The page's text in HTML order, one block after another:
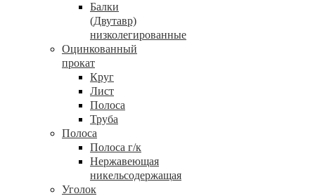
Балки
(Двутавр)
низколегированные
Оцинкованный
прокат
Круг
Лист
Полоса
Труба
Полоса
Полоса г/к
Нержавеющая
никельсодержащая
Уголок